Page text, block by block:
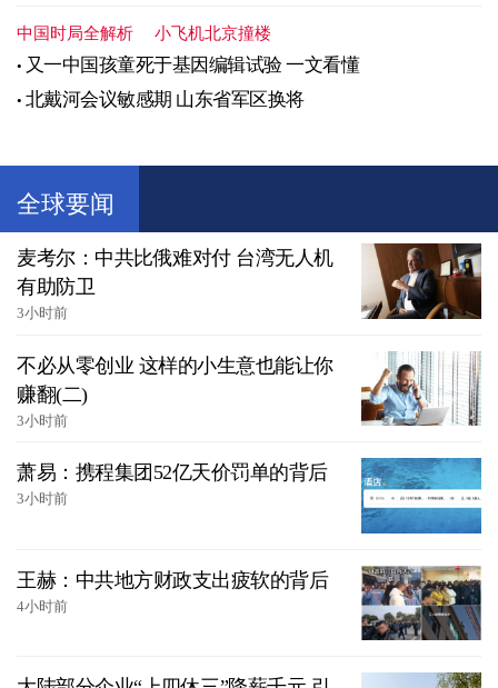
中国时局全解析 小飞机北京撞楼
又一中国孩童死于基因编辑试验 一文看懂
北戴河会议敏感期 山东省军区换将
全球要闻
麦考尔：中共比俄难对付 台湾无人机
有助防卫
3小时前
不必从零创业 这样的小生意也能让你
赚翻(二)
3小时前
萧易：携程集团52亿天价罚单的背后
3小时前
王赫：中共地方财政支出疲软的背后
4小时前